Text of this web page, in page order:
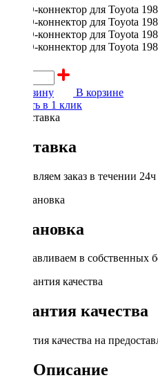
В корзину
В корзине
Купить в 1 клик
Доставка
Доставляем заказ в течении
Установка
Устанавливаем в собственных
Гарантия качества
Гарантия качества на
Описание